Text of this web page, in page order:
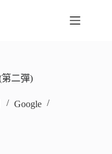
第二彈)
Google